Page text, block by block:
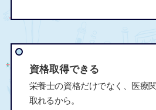
資格取得できる
栄養士の資格だけでなく、医療
取れるから。